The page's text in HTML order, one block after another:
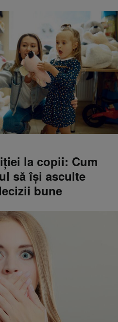
la copii: Cum
să își asculte
bune